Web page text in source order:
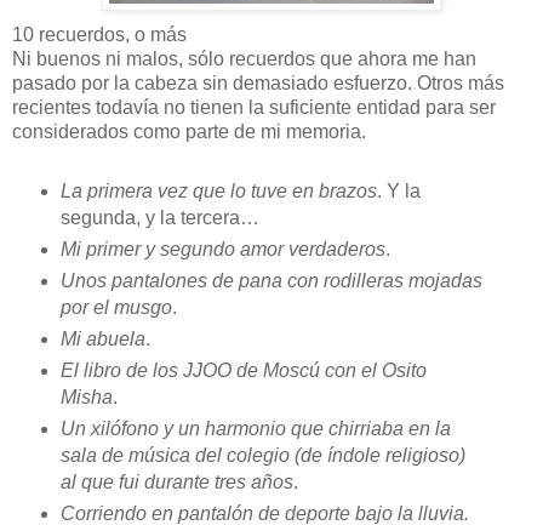
10 recuerdos, o más
Ni buenos ni malos, sólo recuerdos que ahora me han
pasado por la cabeza sin demasiado esfuerzo. Otros más
recientes todavía no tienen la suficiente entidad para ser
considerados como parte de mi memoria.
La primera vez que lo tuve en brazos. Y la
segunda, y la tercera…
Mi primer y segundo amor verdaderos.
Unos pantalones de pana con rodilleras mojadas
por el musgo.
Mi abuela.
El libro de los JJOO de Moscú con el Osito
Misha.
Un xilófono y un harmonio que chirriaba en la
sala de música del colegio (de índole religioso)
al que fui durante tres años.
Corriendo en pantalón de deporte bajo la lluvia.